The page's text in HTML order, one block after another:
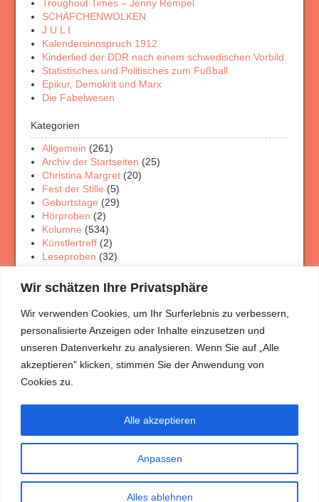
Wir schätzen Ihre Privatsphäre
Wir verwenden Cookies, um Ihr Surferlebnis zu verbessern,
personalisierte Anzeigen oder Inhalte einzusetzen und
unseren Datenverkehr zu analysieren. Wenn Sie auf „Alle
akzeptieren" klicken, stimmen Sie der Anwendung von
Cookies zu.
Anpassen
Alles ablehnen
Alle akzeptieren
Troughout Times – Jenny Rempel
SCHÄFCHENWOLKEN
J U L I
Kalendersinnspruch 1912
Kinderlied der DDR nach einem schwedischen Vorbild
Statistisches und Politisches zum Fußball
Epikur, Demokrit und Marx
Die Fabelwesen
Kategorien
Allgemein (261)
Archiv der Startseiten (25)
Christina Margret(20)
Fest der Stille (5)
Geburtstage (29)
Hörproben (2)
Kolumne (534)
Künstlertreff(2)
Leseproben (32)
Porträt Rätsel (12)
Theaterschaffen(3)
Wanderungen(5)
Meist gelesen
Mitja und die Mützen
(3.046)
Fakenews? (2.779)
Ich reime weil’s mir Freude macht …
Die Erscheinung des Messias (2.321)